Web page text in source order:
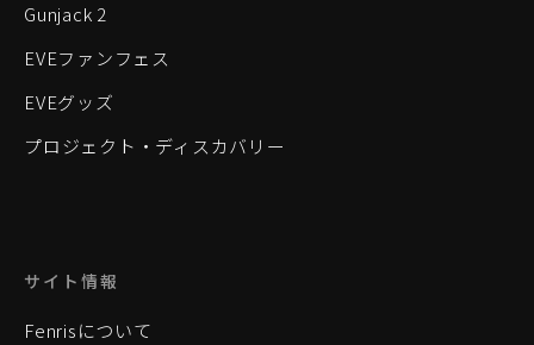
Gunjack 2
EVEファンフェス
EVEグッズ
プロジェクト・ディスカバリー
サイト情報
Fenrisについて